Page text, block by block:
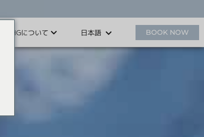
HHGについて 日本語 BOOK NOW